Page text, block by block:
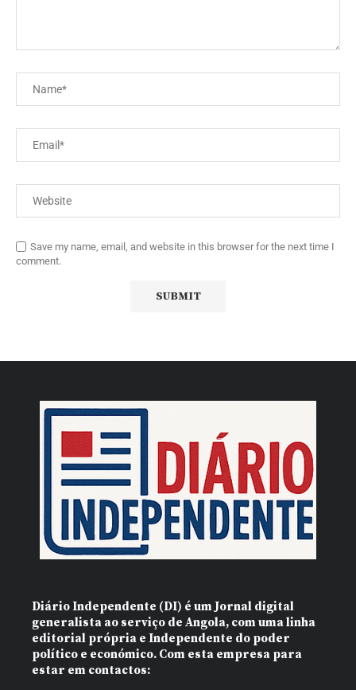
Save my name, email, and website in this browser for the next time I
comment.
Diário Independente (DI) é um Jornal digital
generalista ao serviço de Angola, com uma linha
editorial própria e Independente do poder
político e económico. Com esta empresa para
estar em contactos: